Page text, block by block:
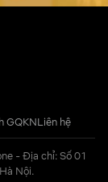
GQKNLiên hệ
- Địa chỉ: Số 01
Nội.